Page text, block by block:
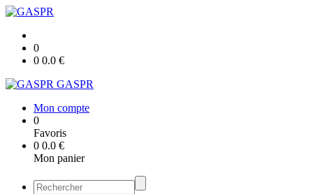
0
0 0.0 €
GASPR
Mon compte
0
Favoris
0 0.0 €
Mon panier